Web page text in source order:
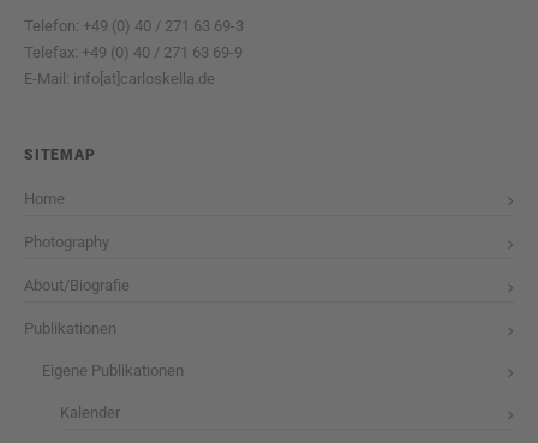
Telefon: +49 (0) 40 / 271 63 69-3
Telefax: +49 (0) 40 / 271 63 69-9
E-Mail: info[at]carloskella.de
SITEMAP
Home
Photography
About/Biografie
Publikationen
Eigene Publikationen
Kalender